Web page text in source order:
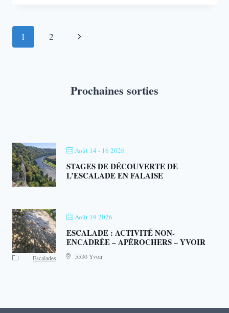
À
Navigation
1 2
Page
Prochaines sorties
Août 14 - 16 2026
STAGES DE DÉCOUVERTE DE
L’ESCALADE EN FALAISE
Août 19 2026
ESCALADE : ACTIVITÉ NON-
ENCADRÉE – APÉROCHERS – YVOIR
5530 Yvoir
Escalades